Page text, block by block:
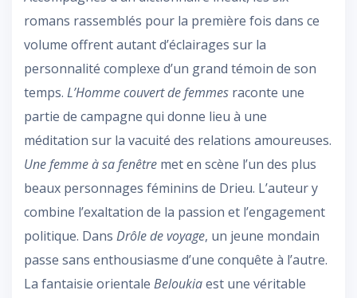
romans rassemblés pour la première fois dans ce
volume offrent autant d’éclairages sur la
personnalité complexe d’un grand témoin de son
temps. L’Homme couvert de femmes raconte une
partie de campagne qui donne lieu à une
méditation sur la vacuité des relations amoureuses.
Une femme à sa fenêtre met en scène l’un des plus
beaux personnages féminins de Drieu. L’auteur y
combine l’exaltation de la passion et l’engagement
politique. Dans Drôle de voyage, un jeune mondain
passe sans enthousiasme d’une conquête à l’autre.
La fantaisie orientale Beloukiaest une véritable